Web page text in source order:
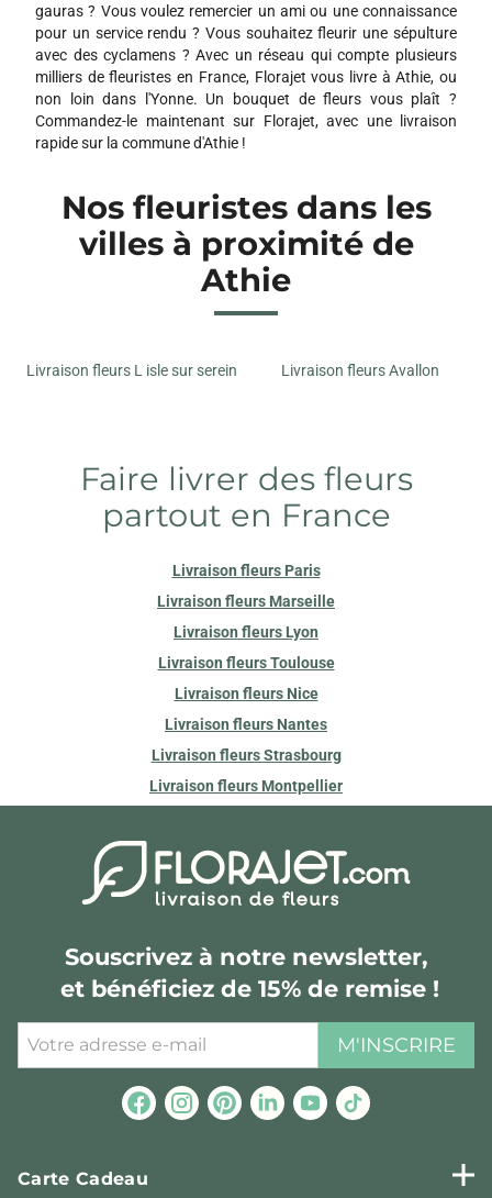
gauras ? Vous voulez remercier un ami ou une connaissance
pour un service rendu ? Vous souhaitez fleurir une sépulture
avec des cyclamens ? Avec un réseau qui compte plusieurs
milliers de fleuristes en France, Florajet vous livre à Athie, ou
non loin dans l'Yonne. Un bouquet de fleurs vous plaît ?
Commandez-le maintenant sur Florajet, avec une livraison
rapide sur la commune d'Athie !
Nos fleuristes dans les
villes à proximité de
Athie
Livraison fleurs L isle sur serein Livraison fleurs Avallon
Faire livrer des fleurs
partout en France
Livraison fleurs Paris
Livraison fleurs Marseille
Livraison fleurs Lyon
Livraison fleurs Toulouse
Livraison fleurs Nice
Livraison fleurs Nantes
Livraison fleurs Strasbourg
Livraison fleurs Montpellier
Souscrivez à notre newsletter,
et bénéficiez de 15% de remise !
M'INSCRIRE
Carte Cadeau